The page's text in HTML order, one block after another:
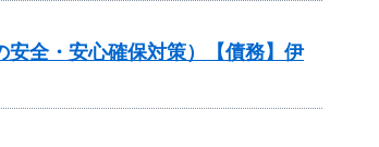
全・安心確保対策）【債務】伊